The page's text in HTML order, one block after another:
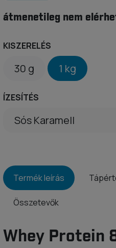
átmenetileg nem
KISZERELÉS
30 g 1 kg
ÍZESÍTÉS
Termék leírás
Összetevők
Whey Protein